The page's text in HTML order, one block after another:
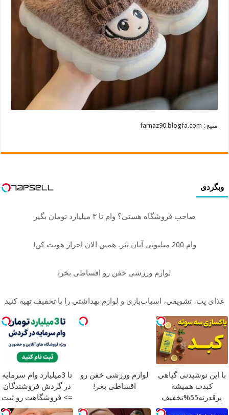
منبع : farnaz90.blogfa.com
وبگردی
صاحب فروشگاه هستی؟ وام تا ۳ میلیارد تومان بگیر
وام 200 میلیونی آبان تتر. همین الان احراز هویت کن!
لوازم ورزشی خفن رو اقساطی بخر!
غذای پت، تشویقی، اسباب‌بازی و لوازم بهداشتی را با تخفیف تهیه کنید
با این نوشیدنی گیاهی
کبدت همیشه
پرقدرته55%تخفیف
لوازم ورزشی خفن رو
اقساطی بخر!
تا 3میلیارد وام سرمایه
در گردش فروشندگان
=> فروشگاهت رو ثبت
کن